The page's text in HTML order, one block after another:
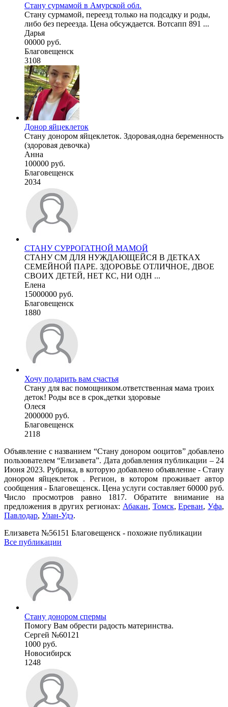
Стану сурмамой в Амурской обл.
Стану сурмамой, переезд только на подсадку и роды,
либо без переезда. Цена обсуждается. Вотсапп 891 ...
Дарья
00000 руб.
Благовещенск
3108
Донор яйцеклеток
Стану донором яйцеклеток. Здоровая,одна беременность
(здоровая девочка)
Анна
100000 руб.
Благовещенск
2034
СТАНУ СУРРОГАТНОЙ МАМОЙ
СТАНУ СМ ДЛЯ НУЖДАЮЩЕЙСЯ В ДЕТКАХ
СЕМЕЙНОЙ ПАРЕ. ЗДОРОВЬЕ ОТЛИЧНОЕ, ДВОЕ
СВОИХ ДЕТЕЙ, НЕТ КС, НИ ОДН ...
Елена
15000000 руб.
Благовещенск
1880
Хочу подарить вам счастья
Стану для вас помощником.ответственная мама троих
деток! Роды все в срок,детки здоровые
Олеся
2000000 руб.
Благовещенск
2118
Объявление с названием “Стану донором ооцитов” добавлено
пользователем “Елизавета”. Дата добавления публикации – 24
Июня 2023. Рубрика, в которую добавлено объявление - Стану
донором яйцеклеток . Регион, в котором проживает автор
сообщения - Благовещенск. Цена услуги составляет 60000 руб.
Число просмотров равно 1817. Обратите внимание на
предложения в других регионах: Абакан, Томск,Ереван,Уфа,
Павлодар, Улан-Удэ.
Елизавета №56151 Благовещенск - похожие публикации
Все публикации
Стану донором спермы
Помогу Вам обрести радость материнства.
Сергей №60121
1000 руб.
Новосибирск
1248